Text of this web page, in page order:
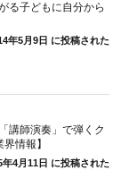
る子どもに自分から
年5月9日 に投稿された
講師演奏」で弾くク
情報】
年4月11日 に投稿された